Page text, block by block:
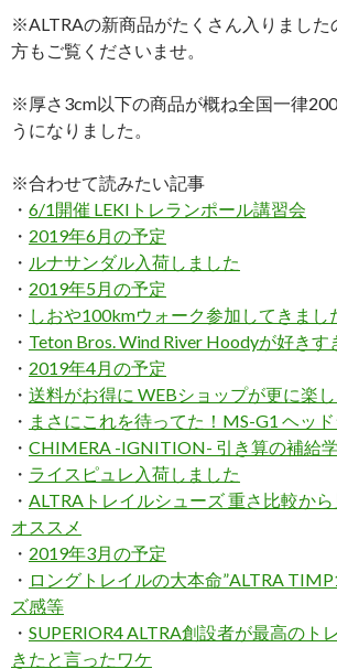
※ALTRAの新商品がたくさん入りました
方もご覧くださいませ。
※厚さ3cm以下の商品が概ね全国一律
うになりました。
※合わせて読みたい記事
・ 6/1開催 LEKIトレランポール講習会
・ 2019年6月の予定
・ ルナサンダル入荷しました
・ 2019年5月の予定
・ しおや100kmウォーク参加してきまし
・ Teton Bros. Wind River Hoodyが好きす
・ 2019年4月の予定
・ 送料がお得に WEBショップが更に楽
・ まさにこれを待ってた！MS-G1 ヘッ
・ CHIMERA -IGNITION- 引き算の補給学
・ ライスピュレ入荷しました
・ ALTRAトレイルシューズ 重さ比較か
オススメ
・ 2019年3月の予定
・ ロングトレイルの大本命”ALTRA
ズ感等
・ SUPERIOR4 ALTRA創設者が最高のト
きたと言ったワケ